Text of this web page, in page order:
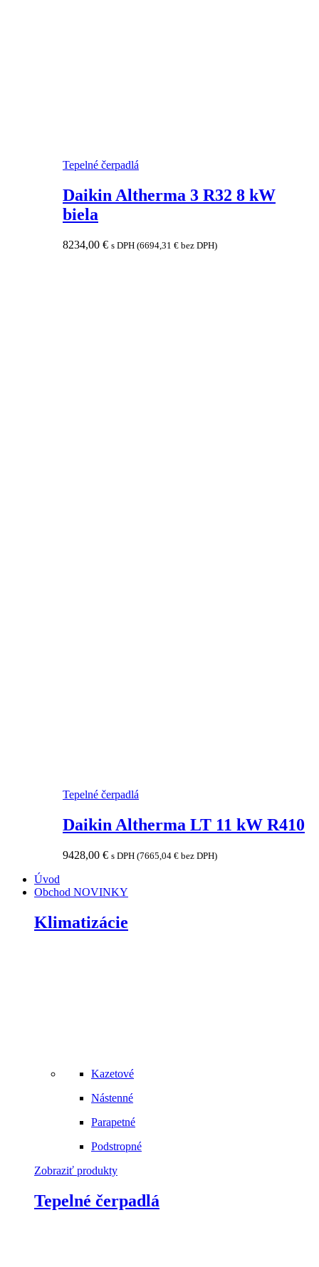
Tepelné čerpadlá
Daikin Altherma 3 R32 8 kW
biela
8234,00 € s DPH (6694,31 € bez DPH)
Tepelné čerpadlá
Daikin Altherma LT 11 kW R410
9428,00 € s DPH (7665,04 € bez DPH)
Úvod
Obchod NOVINKY
Klimatizácie
Kazetové
Nástenné
Parapetné
Podstropné
Zobraziť produkty
Tepelné čerpadlá